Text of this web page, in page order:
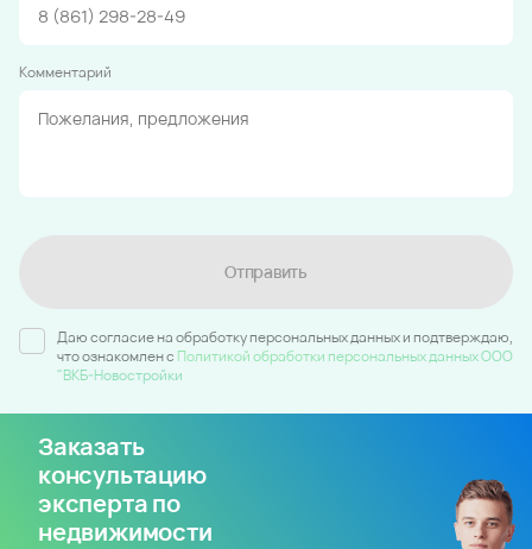
Комментарий
Отправить
Даю согласие на обработку персональных данных и подтверждаю,
что ознакомлен c Политикой обработки персональных данных ООО
"ВКБ-Новостройки
Заказать
консультацию
эксперта по
недвижимости